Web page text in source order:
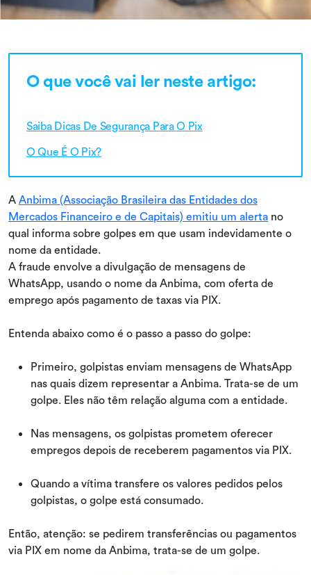
O que você vai ler neste artigo:
Saiba Dicas De Segurança Para O Pix
O Que É O Pix?
A Anbima (Associação Brasileira das Entidades dos
Mercados Financeiro e de Capitais) emitiu um alerta no
qual informa sobre golpes em que usam indevidamente o
nome da entidade.
A fraude envolve a divulgação de mensagens de
WhatsApp, usando o nome da Anbima, com oferta de
emprego após pagamento de taxas via PIX.
Entenda abaixo como é o passo a passo do golpe:
Primeiro, golpistas enviam mensagens de WhatsApp
nas quais dizem representar a Anbima. Trata-se de um
golpe. Eles não têm relação alguma com a entidade.
Nas mensagens, os golpistas prometem oferecer
empregos depois de receberem pagamentos via PIX.
Quando a vítima transfere os valores pedidos pelos
golpistas, o golpe está consumado.
Então, atenção: se pedirem transferências ou pagamentos
via PIX em nome da Anbima, trata-se de um golpe.